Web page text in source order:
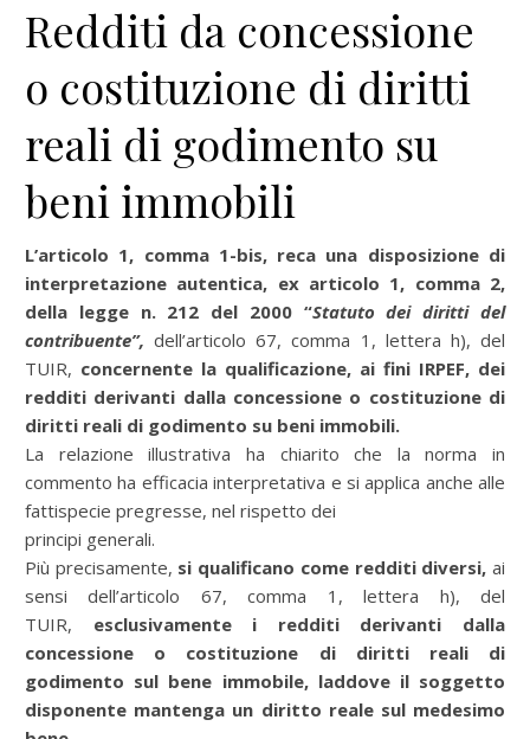
Redditi da concessione
o costituzione di diritti
reali di godimento su
beni immobili
L’articolo 1, comma 1-bis, reca una disposizione di
interpretazione autentica, ex articolo 1, comma 2,
della legge n. 212 del 2000 “Statuto dei diritti del
contribuente”, dell’articolo 67, comma 1, lettera h), del
TUIR, concernente la qualificazione, ai fini IRPEF, dei
redditi derivanti dalla concessione o costituzione di
diritti reali di godimento su beni immobili.
La relazione illustrativa ha chiarito che la norma in
commento ha efficacia interpretativa e si applica anche alle
fattispecie pregresse, nel rispetto dei
principi generali.
Più precisamente, si qualificano come redditi diversi, ai
sensi dell’articolo 67, comma 1, lettera h), del
TUIR, esclusivamente i redditi derivanti dalla
concessione o costituzione di diritti reali di
godimento sul bene immobile, laddove il soggetto
disponente mantenga un diritto reale sul medesimo